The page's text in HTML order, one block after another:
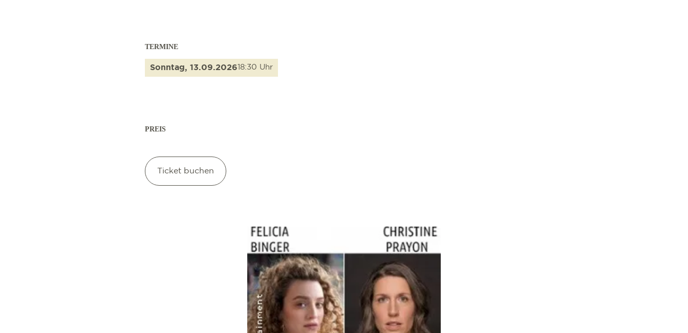
TERMINE
Sonntag, 13.09.202618:30 Uhr
PREIS
Ticket buchen